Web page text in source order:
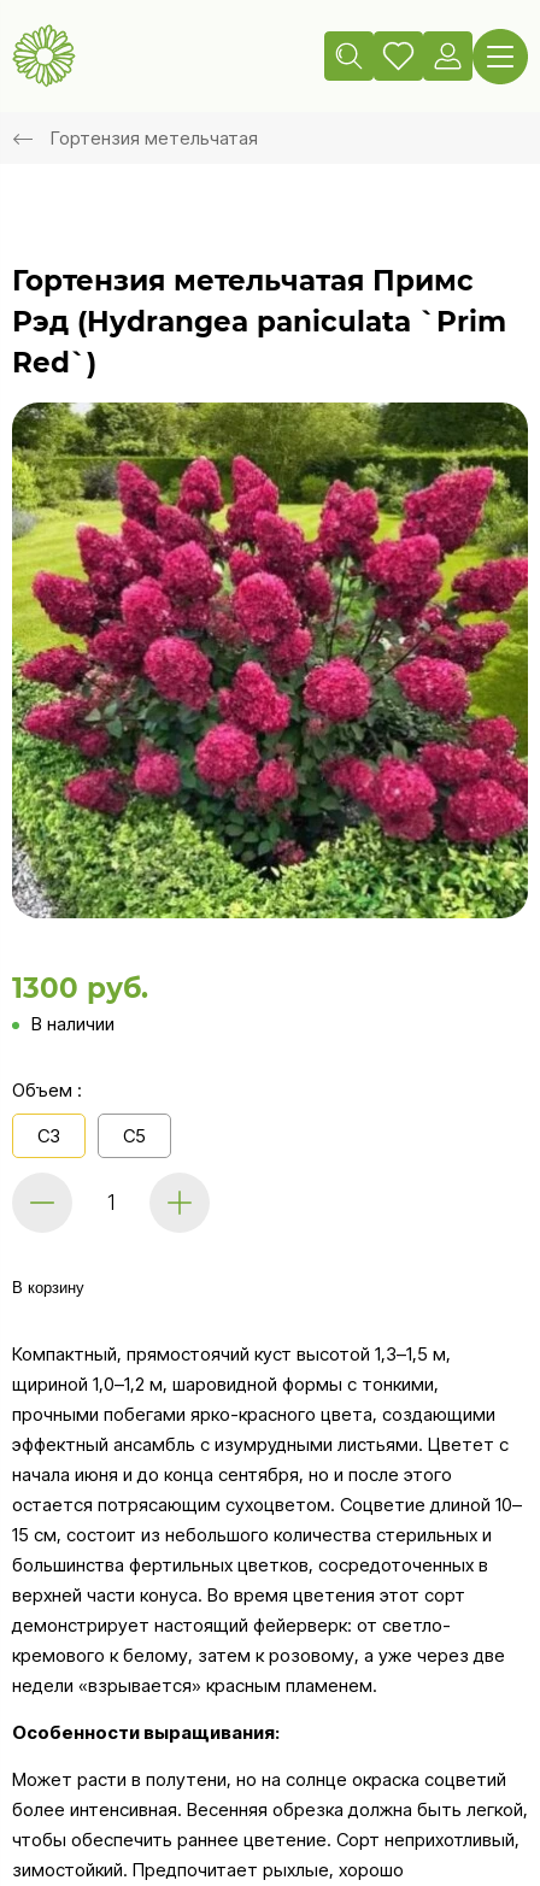
Гортензия метельчатая
Гортензия метельчатая Примс
Рэд (Hydrangea paniculata `Prim
Red`)
1300 руб.
В наличии
Объем :
С3
С5
В корзину
Компактный, прямостоячий куст высотой 1,3–1,5 м,
щириной 1,0–1,2 м, шаровидной формы с тонкими,
прочными побегами ярко-красного цвета, создающими
эффектный ансамбль с изумрудными листьями. Цветет с
начала июня и до конца сентября, но и после этого
остается потрясающим сухоцветом. Соцветие длиной 10–
15 см, состоит из небольшого количества стерильных и
большинства фертильных цветков, сосредоточенных в
верхней части конуса. Во время цветения этот сорт
демонстрирует настоящий фейерверк: от светло-
кремового к белому, затем к розовому, а уже через две
недели «взрывается» красным пламенем.
Особенности выращивания:
Может расти в полутени, но на солнце окраска соцветий
более интенсивная. Весенняя обрезка должна быть легкой,
чтобы обеспечить раннее цветение. Сорт неприхотливый,
зимостойкий. Предпочитает рыхлые, хорошо